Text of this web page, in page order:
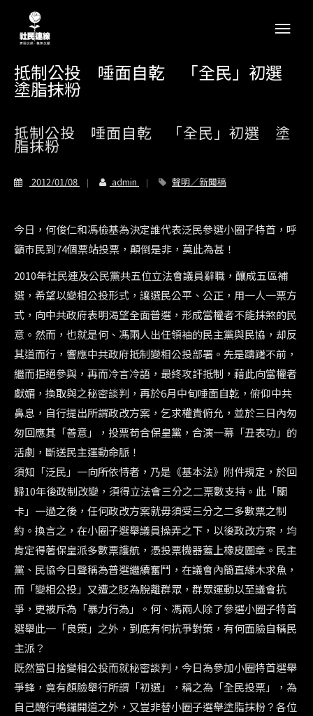
抵制公投 唾面自乾 「全民」初選
塗脂抹粉
抵制公投 唾面自乾 「全民」初選 塗
脂抹粉
2012/01/08 admin 聲明／新聞稿
今日，何俊仁和馮檢基為決定誰代表泛民參選小圈子特首，呼
籲巿民到74個票站投票，顛倒是非，莫此為甚！
2010年社民連及公民黨共五位立法會議員辭職，釀成五區補
選，希望以變相公投形式，讓選民公平、公正，用一人一票方
式，向中共政府表明渴望全面普選，形成當權者不能抹煞的民
意。然而，也就是何、馮兩人出任領袖的民主黨與民協，却反
其道而行，響應中共政府抵制變相公投部署。先是躊躇不前，
繼而拒絕參與，再而冷言冷語，最終攻訐抵制，藉此向當權者
獻媚，換取與之秘密談判，再於6月中旬唾面自乾，俯仰中共
鼻息，自行提出所謂政改方案，乞求權貴俯允，並於三日內匆
匆回應其「善意」，投票苟合保皇黨，合演一幕「丑表功」的
活劇，斷送民主運動命脈！
須知「泛民」一向所依恃者，乃是《基本法》附件規定，於回
歸10年後政制改變，須得立法會三分之二票數支持。此「關
卡」一過之後，任何政改方案就毋須受三分之二多數票之制
約。換言之，在小圈子選舉議員操弄之下，以後政改方案，均
肯定得著保皇派多數票護航，憑投票機器蓋上橡皮圖章。民主
黨、民協今日聲稱為普選繼續奮鬥，在議會內簡直緣木求魚，
而「變相公投」又遭之貶為脫離群眾，群眾運動以至議會抗
爭，更被斥為「暴力行為」。何、馮兩人除了參選小圈子特首
選舉此一「良策」之外，到底有何抗爭對策，有何面臉自稱民
主派？
既然當日捨變相公投而就秘密談判，今日為參加小圈特首選舉
爭鋒，竟有顏臉舉行所謂「初選」，稱之為「全民投票」，為
自己醜行鳴鑼開道之外，又豈非替小圈子選舉塗脂抹粉？各位